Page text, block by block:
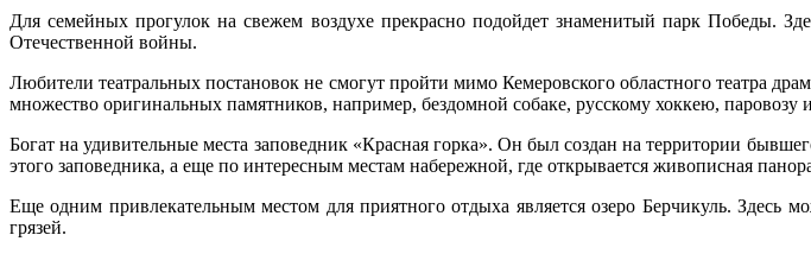
Для семейных прогулок на свежем воздухе прекрасно подойдет знаменитый парк Победы.
Отечественной войны.
Любители театральных постановок не смогут пройти мимо Кемеровского областного театра
множество оригинальных памятников, например, бездомной собаке, русскому хоккею, паровозу
Богат на удивительные места заповедник «Красная горка». Он был создан на территории
этого заповедника, а еще по интересным местам набережной, где открывается живописная
Еще одним привлекательным местом для приятного отдыха является озеро Берчикуль. Здесь
грязей.